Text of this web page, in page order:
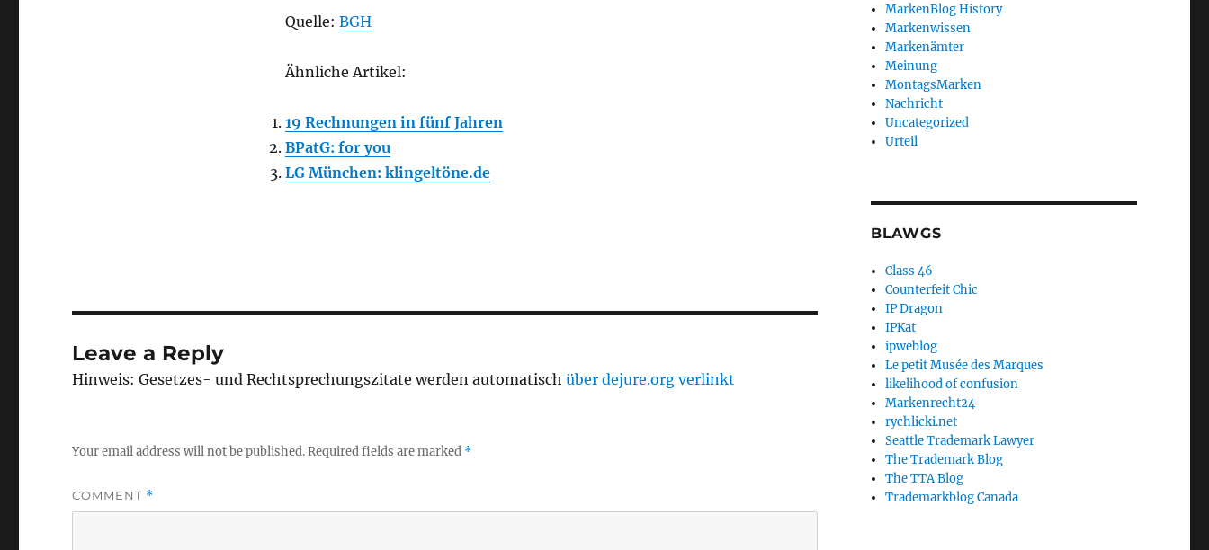
Quelle: BGH
Ähnliche Artikel:
19 Rechnungen in fünf Jahren
BPatG: for you
LG München: klingeltöne.de
Leave a Reply
Hinweis: Gesetzes- und Rechtsprechungszitate werden automatischüber dejure.org verlinkt
Your email address will not be published.Required fields are marked *
COMMENT *
MarkenBlog History
Markenwissen
Markenämter
Meinung
MontagsMarken
Nachricht
Uncategorized
Urteil
BLAWGS
Class 46
Counterfeit Chic
IP Dragon
IPKat
ipweblog
Le petit Musée des Marques
likelihood of confusion
Markenrecht24
rychlicki.net
Seattle Trademark Lawyer
The Trademark Blog
The TTA Blog
Trademarkblog Canada